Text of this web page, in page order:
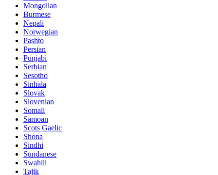
Mongolian
Burmese
Nepali
Norwegian
Pashto
Persian
Punjabi
Serbian
Sesotho
Sinhala
Slovak
Slovenian
Somali
Samoan
Scots Gaelic
Shona
Sindhi
Sundanese
Swahili
Tajik